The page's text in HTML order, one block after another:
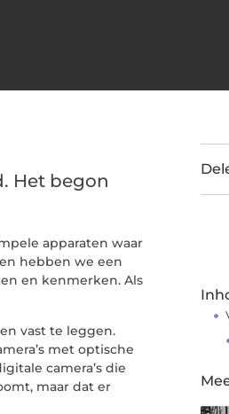
Het begon
apparaten waar
hebben we een
en kenmerken. Als
vast te leggen.
met optische
camera’s die
maar dat er